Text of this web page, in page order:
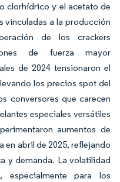
clorhídrico y el acetato de
vinculadas a la producción
de los crackers
de fuerza mayor
de 2024 tensionaron el
los precios spot del
conversores que carecen
especiales versátiles
aumentos de
en abril de 2025, reflejando
y demanda. La volatilidad
especialmente para los